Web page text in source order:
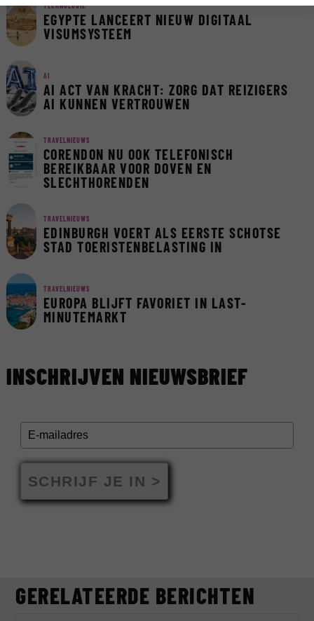
TECHNOLOGIE
EGYPTE LANCEERT NIEUW DIGITAAL
VISUMSYSTEEM
AI
AI ACT VAN KRACHT: ZORG DAT REIZIGERS
AI KUNNEN VERTROUWEN
TRAVELNIEUWS
CORENDON NU OOK TELEFONISCH
BEREIKBAAR VOOR DOVEN EN
SLECHTHORENDEN
TRAVELNIEUWS
EDINBURGH VOERT ALS EERSTE SCHOTSE
STAD TOERISTENBELASTING IN
TRAVELNIEUWS
EUROPA BLIJFT FAVORIET IN LAST-
MINUTEMARKT
INSCHRIJVEN NIEUWSBRIEF
SCHRIJF JE IN >
GERELATEERDE BERICHTEN